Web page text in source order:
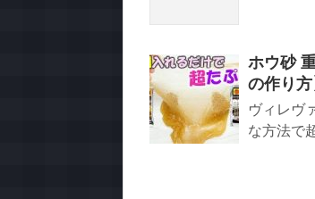
ホウ砂
の作り
ヴィレヴ
な方法で